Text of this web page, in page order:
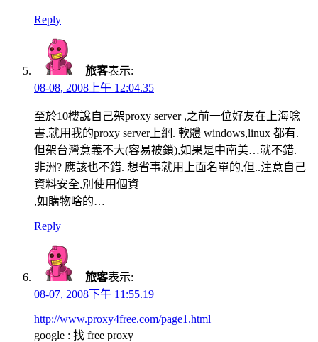
Reply
旅客表示:
08-08, 2008上午 12:04.35
至於10樓說自己架proxy server ,之前一位好友在上海唸
書,就用我的proxy server上網. 軟體 windows,linux 都有.
但架台灣意義不大(容易被鎖),如果是中南美…就不錯.
非洲? 應該也不錯. 想省事就用上面名單的,但..注意自己
資料安全,別使用個資
,如購物啥的…
Reply
旅客表示:
08-07, 2008下午 11:55.19
http://www.proxy4free.com/page1.html
google : 找 free proxy